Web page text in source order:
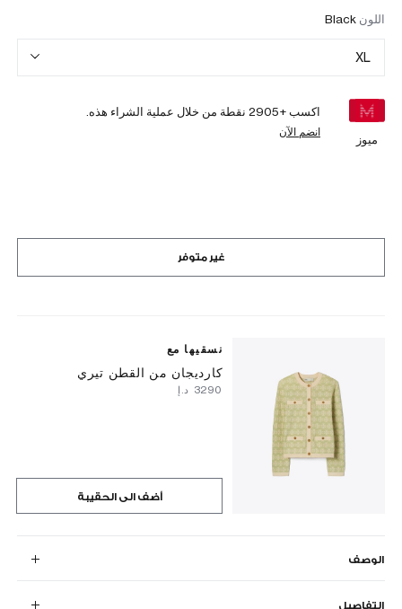
اللون Black
XL
ميوز
اكسب +2905 نقطة من خلال عملية الشراء هذه.
انضم الآن
غير متوفر
نسقيها مع
كارديجان من القطن تيري
أضف الى الحقيبة
الوصف
التفاصيل